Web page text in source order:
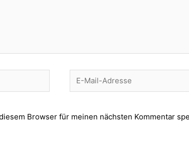
E-
Mail-
Browser für meinen nächsten Kommentar